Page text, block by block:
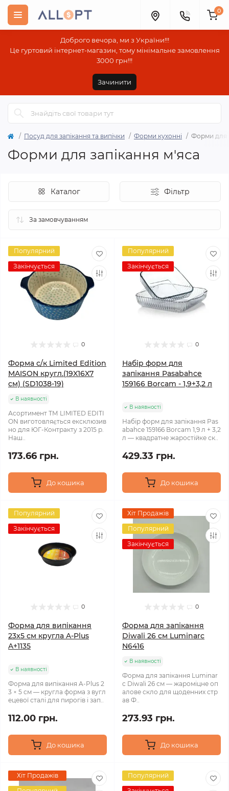
Доброго вечора, ми з України!!!
Це гуртовий інтернет-магазин, тому мінімальне замовлення
3000 грн!!!
Зачинити
0
Посуд для запікання та випічки Форми кухонні Форми для
Форми для запікання м'яса
Каталог Фільтр
Популярний
Закінчується
0
Форма с/к Limited Edition
MAISON кругл.(19X16X7
см) (SD1038-19)
В наявності
Асортимент ТМ LIMITED EDITI
ON виготовляється ексклюзив
но для ЮГ-Контракту з 2015 р.
Наш..
173.66 грн.
До кошика
Популярний
Закінчується
0
Набір форм для
запікання Pasabahce
159166 Borcam - 1,9+3,2 л
В наявності
Набір форм для запікання Pas
abahce 159166 Borcam 1,9 л + 3,2
л — квадратне жаростійке ск..
429.33 грн.
До кошика
Популярний
Закінчується
0
Форма для випікання
23x5 см кругла A-Plus
A+1135
В наявності
Форма для випікання A-Plus 2
3 × 5 см — кругла форма з вугл
ецевої сталі для пирогів і зап..
112.00 грн.
До кошика
Хіт Продажів
Популярний
Закінчується
0
Форма для запікання
Diwali 26 см Luminarc
N6416
В наявності
Форма для запікання Luminar
c Diwali 26 см — жароміцне оп
алове скло для щоденних стр
ав Ф..
273.93 грн.
До кошика
Хіт Продажів
Популярний